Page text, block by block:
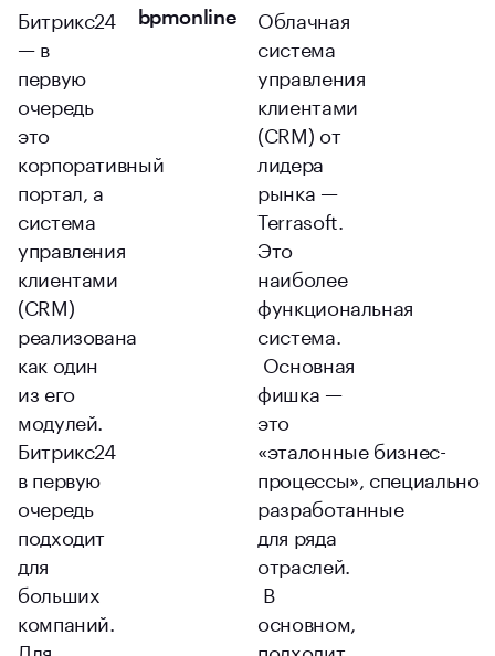
Битрикс24
— в
первую
очередь
это
корпоративный
портал, а
система
управления
клиентами
(CRM)
реализована
как один
из его
модулей.
Битрикс24
в первую
очередь
подходит
для
больших
компаний.
Для
bpmonline
Облачная
система
управления
клиентами
(CRM) от
лидера
рынка —
Terrasoft.
Это
наиболее
функциональная
система.
Основная
фишка —
это
«эталонные бизнес-
процессы», специально
разработанные
для ряда
отраслей.
В
основном,
подходит